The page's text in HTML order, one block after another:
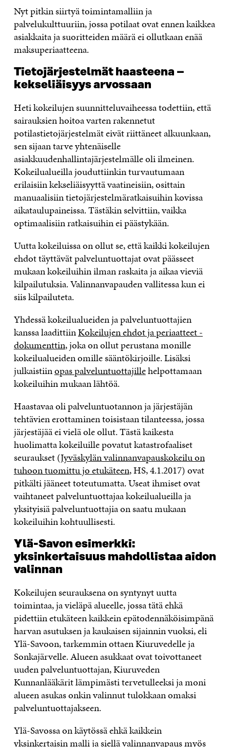
Nyt pitkin siirtyä toimintamalliin ja
palvelukulttuuriin, jossa potilaat ovat ennen kaikkea
asiakkaita ja suoritteiden määrä ei ollutkaan enää
maksuperiaatteena.
Tietojärjestelmät haasteena –
kekseliäisyys arvossaan
Heti kokeilujen suunnitteluvaiheessa todettiin, että
sairauksien hoitoa varten rakennetut
potilastietojärjestelmät eivät riittäneet alkuunkaan,
sen sijaan tarve yhtenäiselle
asiakkuudenhallintajärjestelmälle oli ilmeinen.
Kokeilualueilla jouduttiinkin turvautumaan
erilaisiin kekseliäisyyttä vaatineisiin, osittain
manuaalisiin tietojärjestelmäratkaisuihin kovissa
aikataulupaineissa. Tästäkin selvittiin, vaikka
optimaalisiin ratkaisuihin ei päästykään.
Uutta kokeiluissa on ollut se, että kaikki kokeilujen
ehdot täyttävät palveluntuottajat ovat päässeet
mukaan kokeiluihin ilman raskaita ja aikaa vieviä
kilpailutuksia. Valinnanvapauden vallitessa kun ei
siis kilpailuteta.
Yhdessä kokeilualueiden ja palveluntuottajien
kanssa laadittiinKokeilujen ehdot ja periaatteet -
dokumenttin, joka on ollut perustana monille
kokeilualueiden omille sääntökirjoille. Lisäksi
julkaistiinopas palveluntuottajillehelpottamaan
kokeiluihin mukaan lähtöä.
Haastavaa oli palveluntuotannon ja järjestäjän
tehtävien erottaminen toisistaan tilanteessa, jossa
järjestäjää ei vielä ole ollut. Tästä kaikesta
huolimatta kokeiluille povatut katastrofaaliset
seuraukset (Jyväskylän valinnanvapauskokeilu on
tuhoon tuomittu jo etukäteen, HS, 4.1.2017) ovat
pitkälti jääneet toteutumatta. Useat ihmiset ovat
vaihtaneet palveluntuottajaa kokeilualueilla ja
yksityisiä palveluntuottajia on saatu mukaan
kokeiluihin kohtuullisesti.
Ylä-Savon esimerkki:
yksinkertaisuus mahdollistaa aidon
valinnan
Kokeilujen seurauksena on syntynyt uutta
toimintaa, ja vieläpä alueelle, jossa tätä ehkä
pidettiin etukäteen kaikkein epätodennäköisimpänä
harvan asutuksen ja kaukaisen sijainnin vuoksi, eli
Ylä-Savoon, tarkemmin ottaen Kiuruvedelle ja
Sonkajärvelle. Alueen asukkaat ovat toivottaneet
uuden palveluntuottajan, Kiuruveden
Kunnanlääkärit lämpimästi tervetulleeksi ja moni
alueen asukas onkin valinnut tulokkaan omaksi
palveluntuottajakseen.
Ylä-Savossa on käytössä ehkä kaikkein
yksinkertaisin malli ja siellä valinnanvapaus myös